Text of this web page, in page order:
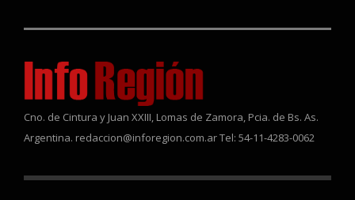
Cno. de Cintura y Juan XXIII, Lomas de Zamora, Pcia. de Bs. As.
Argentina. redaccion@inforegion.com.ar Tel: 54-11-4283-0062